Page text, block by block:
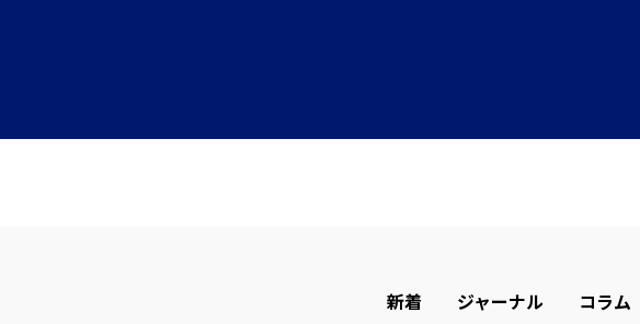
新着 ジャーナル コラム